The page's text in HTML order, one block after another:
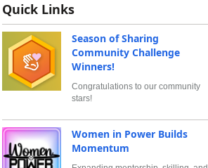
Quick Links
Season of Sharing
Community Challenge
Winners!
Congratulations to our community
stars!
Women in Power Builds
Momentum